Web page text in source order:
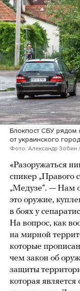
Блокпост СБУ рядом
от украинского
Фото: Александр Зобин
«Разоружаться
спикер „Правого
„Медузе“. — Нам
это оружие,
в боях у
На вопрос, как
на мирной
которые
чем закон об
защиты
которая